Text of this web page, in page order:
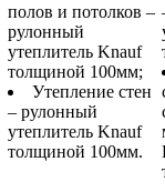
полов и потолков –
рулонный
утеплитель Knauf
толщиной 100мм;
Утепление стен
– рулонный
утеплитель Knauf
толщиной 100мм.